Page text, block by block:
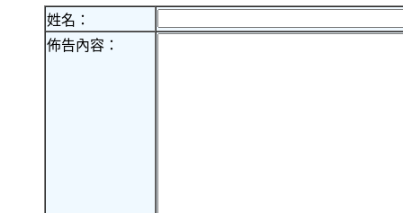
姓名：
佈告內容：